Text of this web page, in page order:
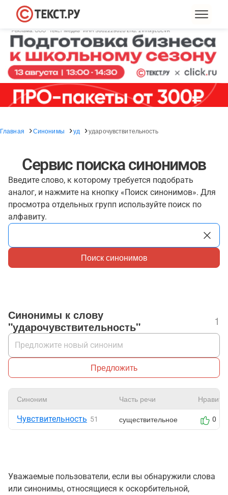
Главная Синонимы уд ударочувствительность
Сервис поиска синонимов
Введите слово, к которому требуется подобрать
аналог, и нажмите на кнопку «Поиск синонимов». Для
просмотра отдельных групп используйте поиск по
алфавиту.
Поиск синонимов
Синонимы к слову
"ударочувствительность"
1
Предложить
Синоним Часть речи
Чувствительность 51 существительное 0
Уважаемые пользователи, если вы обнаружили слова
или синонимы, относящиеся к оскорбительной,